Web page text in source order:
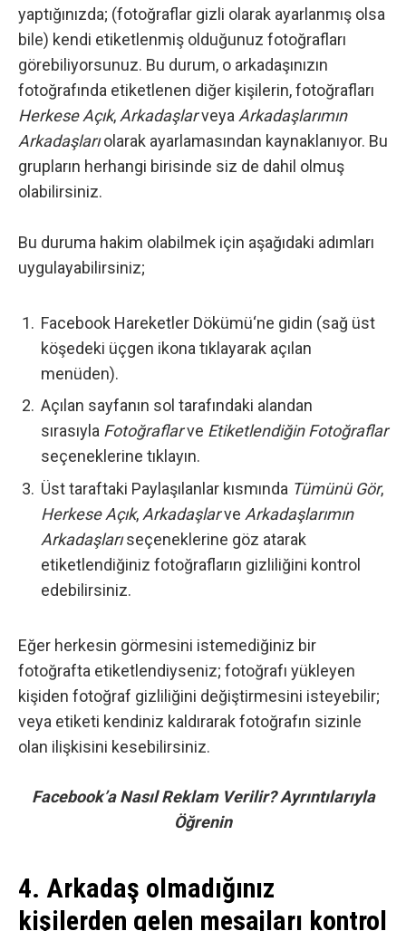
yaptığınızda; (fotoğraflar gizli olarak ayarlanmış olsa
bile) kendi etiketlenmiş olduğunuz fotoğrafları
görebiliyorsunuz. Bu durum, o arkadaşınızın
fotoğrafında etiketlenen diğer kişilerin, fotoğrafları
Herkese Açık,ArkadaşlarveyaArkadaşlarımın
Arkadaşlarıolarak ayarlamasından kaynaklanıyor. Bu
grupların herhangi birisinde siz de dahil olmuş
olabilirsiniz.
Bu duruma hakim olabilmek için aşağıdaki adımları
uygulayabilirsiniz;
Facebook Hareketler Dökümü‘ne gidin (sağ üst
köşedeki üçgen ikona tıklayarak açılan
menüden).
Açılan sayfanın sol tarafındaki alandan
sırasıyla Fotoğraflarve Etiketlendiğin Fotoğraflar
seçeneklerine tıklayın.
Üst taraftaki Paylaşılanlar kısmında Tümünü Gör,
Herkese Açık,Arkadaşlarve Arkadaşlarımın
Arkadaşlarıseçeneklerine göz atarak
etiketlendiğiniz fotoğrafların gizliliğini kontrol
edebilirsiniz.
Eğer herkesin görmesini istemediğiniz bir
fotoğrafta etiketlendiyseniz; fotoğrafı yükleyen
kişiden fotoğraf gizliliğini değiştirmesini isteyebilir;
veya etiketi kendiniz kaldırarak fotoğrafın sizinle
olan ilişkisini kesebilirsiniz.
Facebook’a Nasıl Reklam Verilir? Ayrıntılarıyla
Öğrenin
4. Arkadaş olmadığınız
kişilerden gelen mesajları kontrol